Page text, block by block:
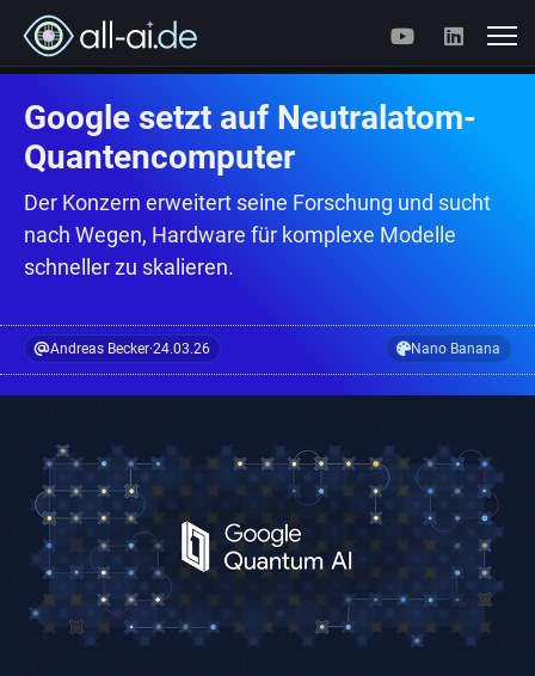
Google setzt auf Neutralatom-
Quantencomputer
Der Konzern erweitert seine Forschung und sucht
nach Wegen, Hardware für komplexe Modelle
schneller zu skalieren.
Andreas Becker·24.03.26 Nano Banana